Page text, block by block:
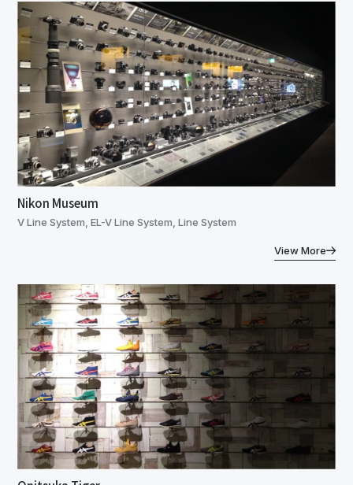
Nikon Museum
V Line System, EL-V Line System, Line System
View More